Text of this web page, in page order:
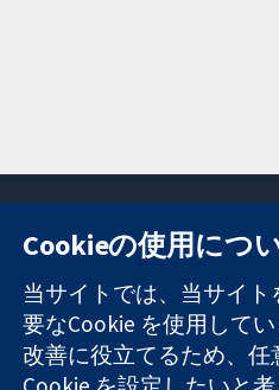
信頼できるエビ
デンスと
情報に基づく意
11-13
Square
London
W1G 0AN
United
Cookieの使用につ
当サイトでは、当サイ
要なCookie を使用して
改善に役立てるため、任